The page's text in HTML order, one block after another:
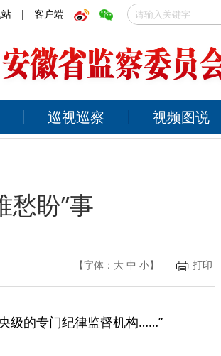
| 客户端
巡视巡察 视频图说
愁盼”事
【字体： 大 中 小】 打印
级的专门纪律监督机构……”